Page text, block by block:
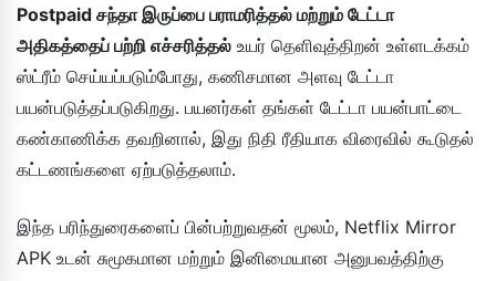
Postpaid சந்தா இருப்பை பராமரித்தல் மற்றும் டேட்டா
அதிகத்தைப் பற்றி எச்சரித்தல் உயர் தெளிவுத்திறன் உள்ளடக்கம்
ஸ்ட்ரீம் செய்யப்படும்போது, கணிசமான அளவு டேட்டா
பயன்படுத்தப்படுகிறது. பயனர்கள் தங்கள் டேட்டா பயன்பாட்டை
கண்காணிக்க தவறினால், இது நிதி ரீதியாக விரைவில் கூடுதல்
கட்டணங்களை ஏற்படுத்தலாம்.
இந்த பரிந்துரைகளைப் பின்பற்றுவதன் மூலம், Netflix Mirror
APK உடன் சுமூகமான மற்றும் இனிமையான அனுபவத்திற்கு